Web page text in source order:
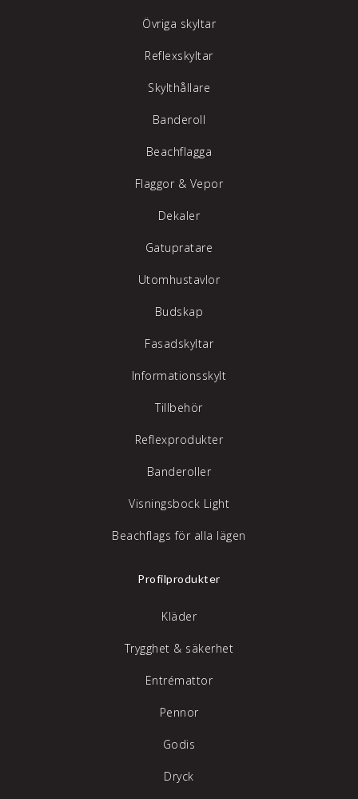
Övriga skyltar
Reflexskyltar
Skylthållare
Banderoll
Beachflagga
Flaggor & Vepor
Dekaler
Gatupratare
Utomhustavlor
Budskap
Fasadskyltar
Informationsskylt
Tillbehör
Reflexprodukter
Banderoller
Visningsbock Light
Beachflags för alla lägen
Profilprodukter
Kläder
Trygghet & säkerhet
Entrémattor
Pennor
Godis
Dryck